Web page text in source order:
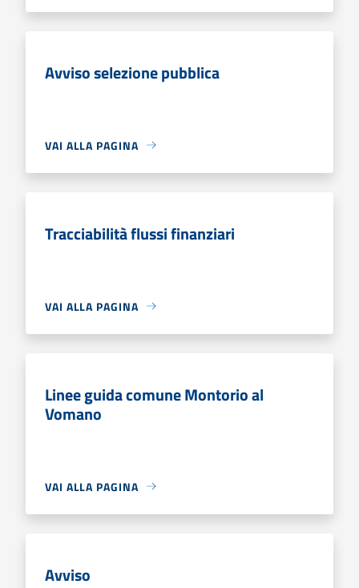
Avviso selezione pubblica
VAI ALLA PAGINA
Tracciabilità flussi finanziari
VAI ALLA PAGINA
Linee guida comune Montorio al
Vomano
VAI ALLA PAGINA
Avviso